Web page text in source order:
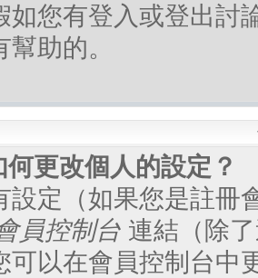
如您有登入或登出討
助的。
更改個人的設定？
設定（如果您是註冊
員控制台 連結（除
可以在會員控制台中